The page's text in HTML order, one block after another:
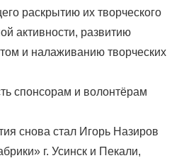
раскрытию их творческого
активности, развитию
и налаживанию творческих
спонсорам и волонтёрам
снова стал Игорь Назиров
г. Усинск и Пекали,